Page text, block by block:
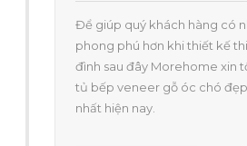
Để giúp quý khách hàng có
phong phú hơn khi thiết kế
đình sau đây Morehome xin
tủ bếp veneer gỗ óc chó
nhất hiện nay.